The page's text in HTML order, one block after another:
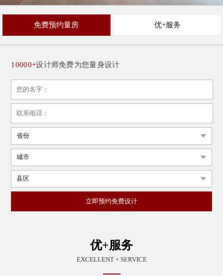
免费预约量房 优+服务
10000+设计师免费为您量身设计
优+服务
EXCELLENT + SERVICE